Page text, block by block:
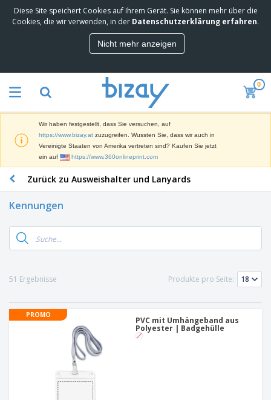
Diese Site speichert Cookies auf Ihrem Gerät. Sie können mehr über die
Cookies, die wir verwenden, in der Datenschutzerklärung erfahren.
Nicht mehr anzeigen
0
Wir haben festgestellt, dass Sie versuchen, auf
https://www.bizay.at zuzugreifen. Wussten Sie, dass wir auch in
Vereinigte Staaten von Amerika vertreten sind? Kaufen Sie jetzt
ein auf
https://www.360onlineprint.com
Zurück zu Ausweishalter und Lanyards
Kennungen
51 Ergebnisse Produkte pro Seite:
PROMO
PVC mit Umhängeband aus
Polyester | Badgehülle